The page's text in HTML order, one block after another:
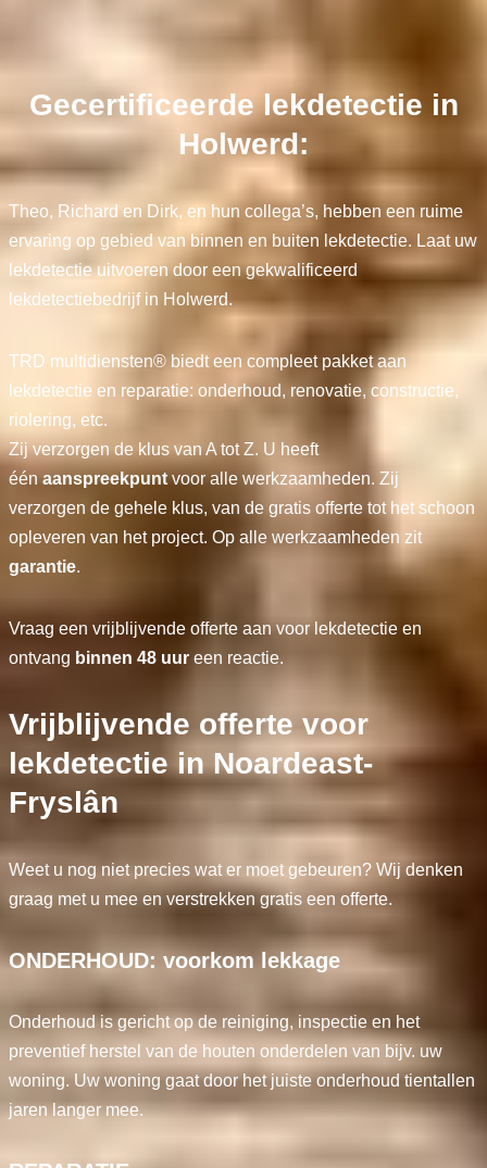
Gecertificeerde lekdetectie in
Holwerd:
Theo, Richard en Dirk, en hun collega’s, hebben een ruime
ervaring op gebied van binnen en buiten lekdetectie. Laat uw
lekdetectie uitvoeren door een gekwalificeerd
lekdetectiebedrijf in Holwerd.
TRD multidiensten® biedt een compleet pakket aan
lekdetectie en reparatie: onderhoud, renovatie, constructie,
riolering, etc.
Zij verzorgen de klus van A tot Z. U heeft
één aanspreekpuntvoor alle werkzaamheden. Zij
verzorgen de gehele klus, van de gratis offerte tot het schoon
opleveren van het project. Op alle werkzaamheden zit
garantie.
Vraag een vrijblijvende offerte aan voor lekdetectie en
ontvang binnen 48 uureen reactie.
Vrijblijvende offerte voor
lekdetectie in Noardeast-
Fryslân
Weet u nog niet precies wat er moet gebeuren? Wij denken
graag met u mee en verstrekken gratis een offerte.
ONDERHOUD: voorkom lekkage
Onderhoud is gericht op de reiniging, inspectie en het
preventief herstel van de houten onderdelen van bijv. uw
woning. Uw woning gaat door het juiste onderhoud tientallen
jaren langer mee.